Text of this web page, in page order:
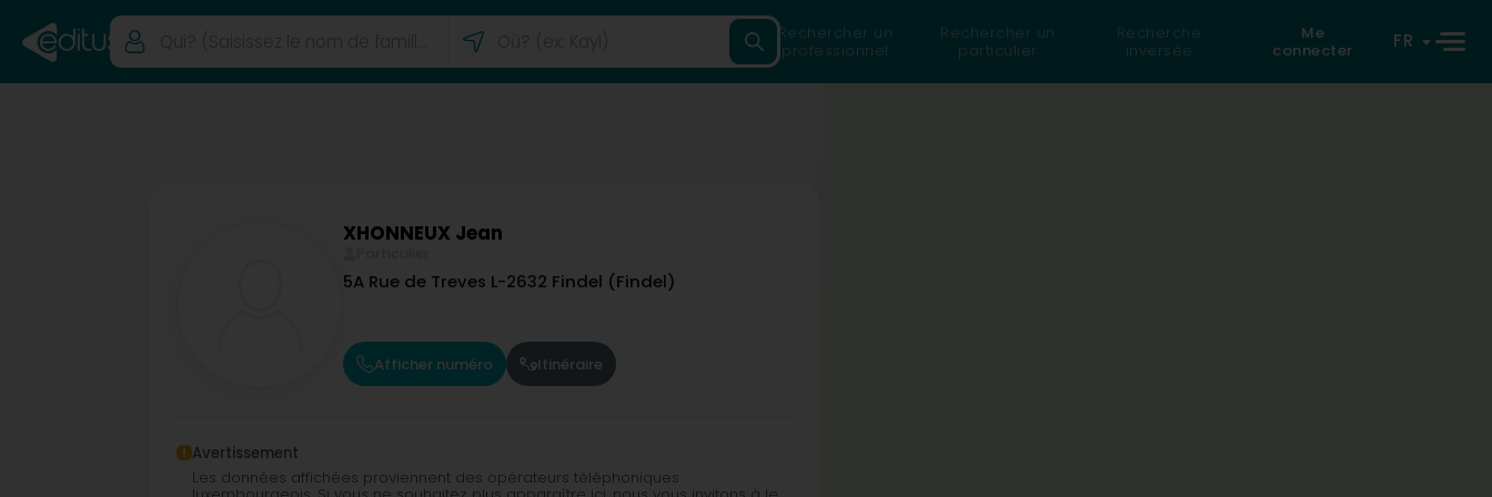
Rechercher un
professionnel
Rechercher un
particulier
Recherche
inversée
Me
connecter
FR
XHONNEUX Jean
5A Rue de Treves L-2632 Findel (Findel)
Afficher numéro Itinéraire
Avertissement
Les données affichées proviennent des opérateurs téléphoniques